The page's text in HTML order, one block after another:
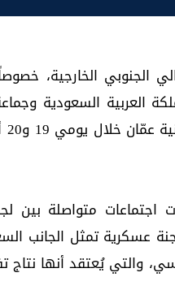
الجنوبي الخارجية،
العربية السعودية
متواصلة بين
عسكرية تمثل الجانب
والتي يُعتقد أنها نتاج